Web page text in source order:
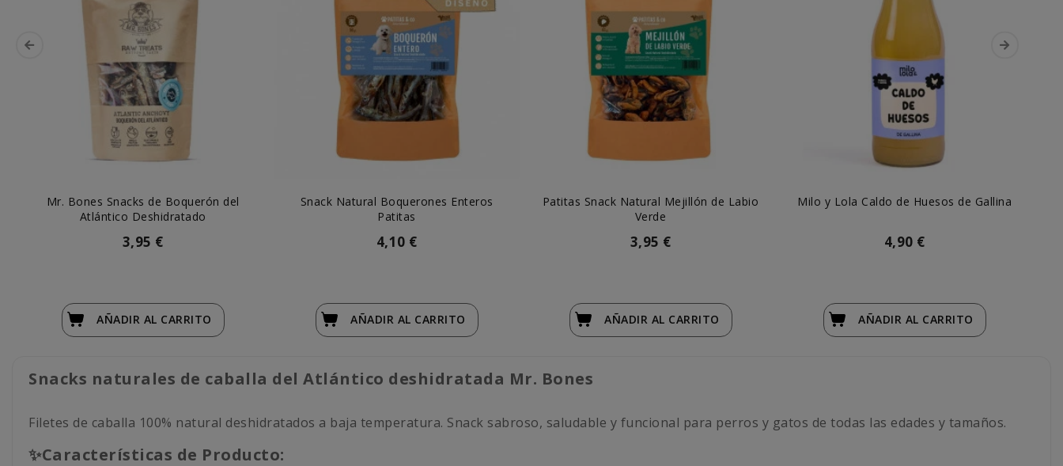
Mr. Bones Snacks de Boquerón del
Atlántico Deshidratado
3,95 €
AÑADIR AL CARRITO
Snack Natural Boquerones Enteros
Patitas
4,10 €
AÑADIR AL CARRITO
Patitas Snack Natural Mejillón de Labio
Verde
3,95 €
AÑADIR AL CARRITO
Milo y Lola Caldo de Huesos de Gallina
4,90 €
AÑADIR AL CARRITO
Snacks naturales de caballa del Atlántico deshidratada Mr. Bones
Filetes de caballa 100% natural deshidratados a baja temperatura. Snack sabroso, saludable y funcional para perros y gatos de todas las edades y tamaños.
✨Características de Producto: